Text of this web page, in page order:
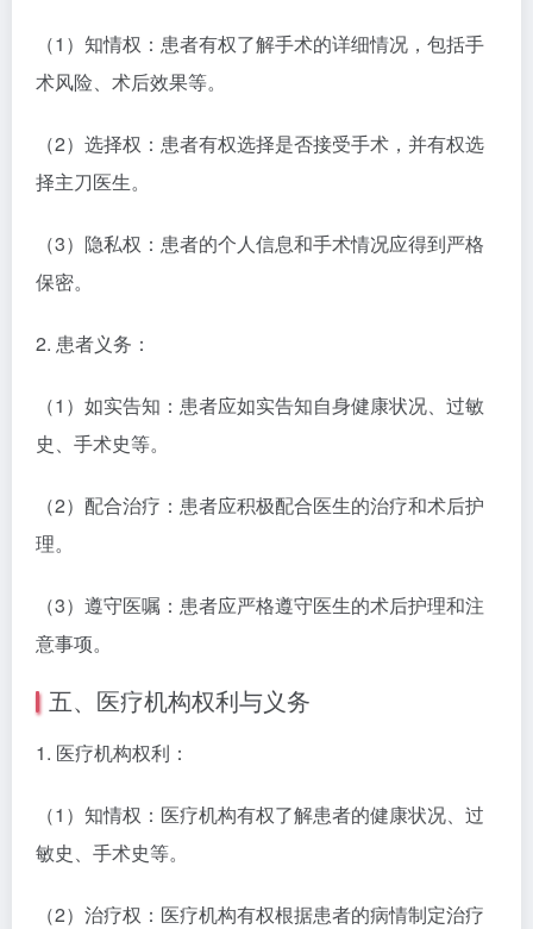
（1）知情权：患者有权了解手术的详细情况，包括手
术风险、术后效果等。
（2）选择权：患者有权选择是否接受手术，并有权选
择主刀医生。
（3）隐私权：患者的个人信息和手术情况应得到严格
保密。
2. 患者义务：
（1）如实告知：患者应如实告知自身健康状况、过敏
史、手术史等。
（2）配合治疗：患者应积极配合医生的治疗和术后护
理。
（3）遵守医嘱：患者应严格遵守医生的术后护理和注
意事项。
五、医疗机构权利与义务
1. 医疗机构权利：
（1）知情权：医疗机构有权了解患者的健康状况、过
敏史、手术史等。
（2）治疗权：医疗机构有权根据患者的病情制定治疗